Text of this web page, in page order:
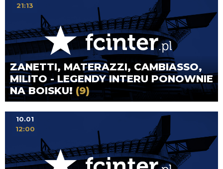
ZANETTI, MATERAZZI, CAMBIASSO,
MILITO - LEGENDY INTERU PONOWNIE
NA BOISKU! (9)
21:13
10.01
12:00